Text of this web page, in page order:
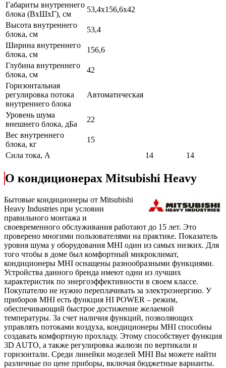
Габариты внутреннего
блока (ВхШхГ), см
53,4x156,6x42
Высота внутреннего
блока, см
53,4
Ширина внутреннего
блока, см
156,6
Глубина внутреннего
блока, см
42
Горизонтальная
регулировка потока
внутреннего блока
Автоматическая
Уровень шума
внешнего блока, дБа
22
Вес внутреннего
блока, кг
15
Сила тока, А
14 14
О кондиционерах Mitsubishi Heavy
Бытовые кондиционеры от Mitsubishi
Heavy Industries при условии
правильного монтажа и
своевременного обслуживания работают до 15 лет. Это
проверено многими пользователями на практике. Показатель
уровня шума у оборудования MHI один из самых низких. Для
того чтобы в доме был комфортный микроклимат,
кондиционеры MHI оснащены разнообразными функциями.
Устройства данного бренда имеют одни из лучших
характеристик по энергоэффективности в своем классе.
Покупателю не нужно переплачивать за электроэнергию. У
приборов MHI есть функция HI POWER – режим,
обеспечивающий быстрое достижение желаемой
температуры. За счет наличия функций, позволяющих
управлять потоками воздуха, кондиционеры MHI способны
создавать комфортную прохладу. Этому способствует функция
3D AUTO, а также регулировка жалюзи по вертикали и
горизонтали. Среди линейки моделей MHI Вы можете найти
различные по цене приборы, включая бюджетные варианты.